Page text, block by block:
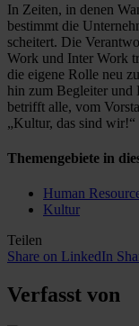
In Zeiten, in denen
bestimmt die
scheitert. Die
Work und Inter Work
die eigene Rolle neu
hin zum Begleiter und
betrifft alle, vom
„Kultur, das sind wir!“
Themengebiete in
Human
Kultur
Teilen
Share on LinkedIn
Verfasst von